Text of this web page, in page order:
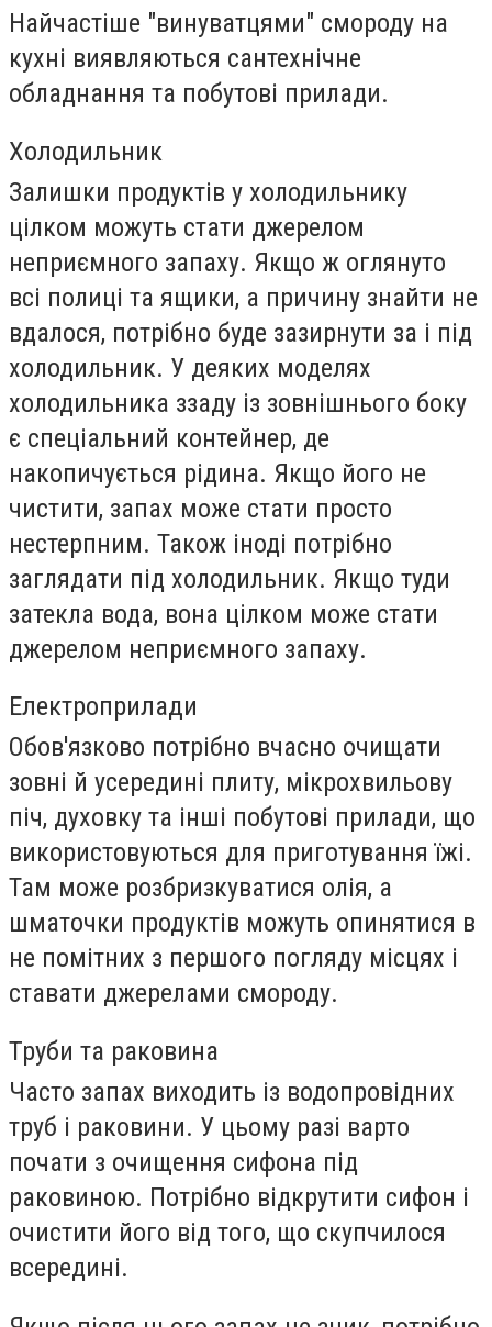
Найчастіше "винуватцями" смороду на
кухні виявляються сантехнічне
обладнання та побутові прилади.
Холодильник
Залишки продуктів у холодильнику
цілком можуть стати джерелом
неприємного запаху. Якщо ж оглянуто
всі полиці та ящики, а причину знайти не
вдалося, потрібно буде зазирнути за і під
холодильник. У деяких моделях
холодильника ззаду із зовнішнього боку
є спеціальний контейнер, де
накопичується рідина. Якщо його не
чистити, запах може стати просто
нестерпним. Також іноді потрібно
заглядати під холодильник. Якщо туди
затекла вода, вона цілком може стати
джерелом неприємного запаху.
Електроприлади
Обов'язково потрібно вчасно очищати
зовні й усередині плиту, мікрохвильову
піч, духовку та інші побутові прилади, що
використовуються для приготування їжі.
Там може розбризкуватися олія, а
шматочки продуктів можуть опинятися в
не помітних з першого погляду місцях і
ставати джерелами смороду.
Труби та раковина
Часто запах виходить із водопровідних
труб і раковини. У цьому разі варто
почати з очищення сифона під
раковиною. Потрібно відкрутити сифон і
очистити його від того, що скупчилося
всередині.